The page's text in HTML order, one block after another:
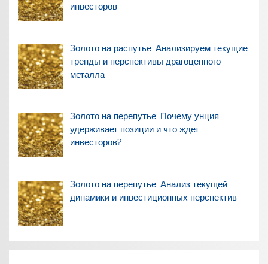
инвесторов
Золото на распутье: Анализируем текущие
тренды и перспективы драгоценного
металла
Золото на перепутье: Почему унция
удерживает позиции и что ждет
инвесторов?
Золото на перепутье: Анализ текущей
динамики и инвестиционных перспектив